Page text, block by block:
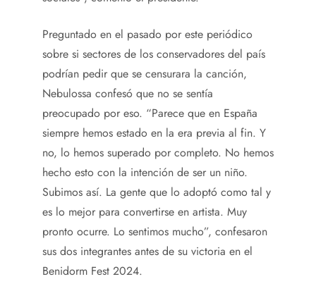
Preguntado en el pasado por este periódico
sobre si sectores de los conservadores del país
podrían pedir que se censurara la canción,
Nebulossa confesó que no se sentía
preocupado por eso. “Parece que en España
siempre hemos estado en la era previa al fin. Y
no, lo hemos superado por completo. No hemos
hecho esto con la intención de ser un niño.
Subimos así. La gente que lo adoptó como tal y
es lo mejor para convertirse en artista. Muy
pronto ocurre. Lo sentimos mucho”, confesaron
sus dos integrantes antes de su victoria en el
Benidorm Fest 2024.